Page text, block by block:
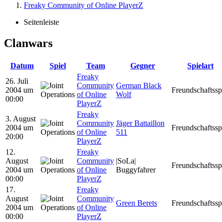
Freaky Community of Online PlayerZ
Seitenleiste
Clanwars
Datum Spiel Team Gegner
Spielart
26. Juli
2004 um
00:00
Freaky
Community
of Online
PlayerZ
German Black
Wolf
3. August
2004 um
20:00
Freaky
Community
of Online
PlayerZ
Jäger Battaillon
511
12.
August
2004 um
00:00
Freaky
Community
of Online
PlayerZ
|SoLa|
Buggyfahrer
17.
August
2004 um
00:00
Freaky
Community
of Online
PlayerZ
Green Berets